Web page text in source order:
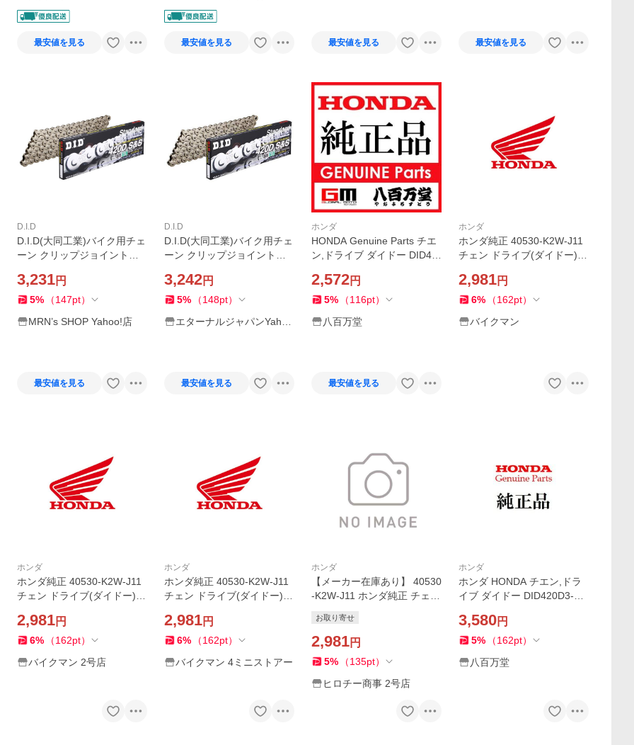
最安値を見る 最安値を見る 最安値を見る 最安値を見る
D.I.D
D.I.D(大同工業)バイク用チェ
ーン クリップジョイント付
3,231円
5% （147pt）
MRN’s SHOP Yahoo!店
最安値を見る
D.I.D
D.I.D(大同工業)バイク用チェ
ーン クリップジョイント付
ー) 二輪 オートバイ用
3,242円
5% （148pt）
エターナルジャパンYaho
最安値を見る
ホンダ
HONDA Genuine Parts チエ
ン,ドライブ ダイドー DID42
-901 GROM他 2013年他
ホンダ純正パーツ
2,572円
5% （116pt）
八百万堂
最安値を見る
ホンダ
ホンダ純正 40530-K2W-J11
チェン ドライブ(ダイドー)(D
2,981円
6% （162pt）
バイクマン
ホンダ
ホンダ純正 40530-K2W-J11
チェン ドライブ(ダイドー)(D
2,981円
6% （162pt）
バイクマン 2号店
ホンダ
ホンダ純正 40530-K2W-J11
チェン ドライブ(ダイドー)(D
2,981円
6% （162pt）
バイクマン 4ミニストアー
ホンダ
【メーカー在庫あり】 40530
-K2W-J11 ホンダ純正 チェン
D3-106RB) HD店
お取り寄せ
2,981円
5% （135pt）
ヒロチー商事 2号店
ホンダ
ホンダ HONDA チエン,ドラ
イブ ダイドー DID420D3-10
3,580円
5% （162pt）
八百万堂